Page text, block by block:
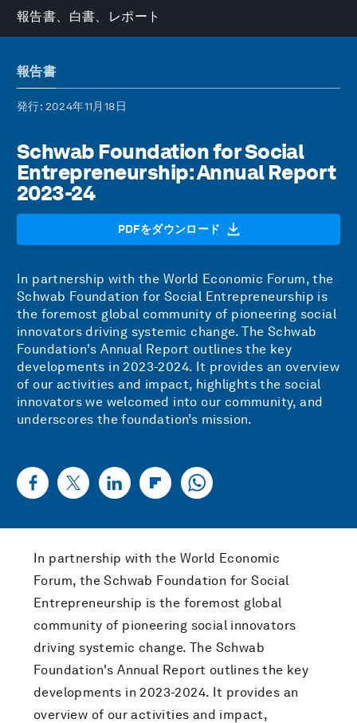
報告書、白書、レポート
報告書
発行: 2024年11月18日
Schwab Foundation for Social
Entrepreneurship: Annual Report
2023-24
PDFをダウンロード
In partnership with the World Economic Forum, the
Schwab Foundation for Social Entrepreneurship is
the foremost global community of pioneering social
innovators driving systemic change. The Schwab
Foundation's Annual Report outlines the key
developments in 2023-2024. It provides an overview
of our activities and impact, highlights the social
innovators we welcomed into our community, and
underscores the foundation’s mission.
In partnership with the World Economic
Forum, the Schwab Foundation for Social
Entrepreneurship is the foremost global
community of pioneering social innovators
driving systemic change. The Schwab
Foundation's Annual Report outlines the key
developments in 2023-2024. It provides an
overview of our activities and impact,